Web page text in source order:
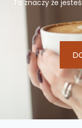
To znaczy że